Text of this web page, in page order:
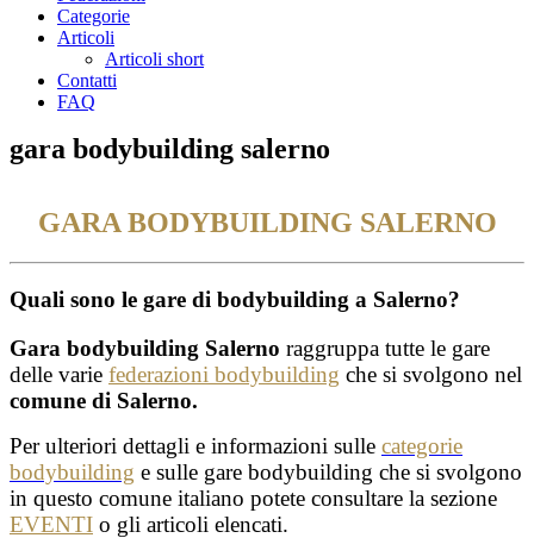
Categorie
Articoli
Articoli short
Contatti
FAQ
gara bodybuilding salerno
GARA BODYBUILDING SALERNO
Quali sono le gare di bodybuilding a Salerno?
Gara bodybuilding Salerno raggruppa tutte le gare
delle varie federazioni bodybuilding che si svolgono nel
comune di Salerno.
Per ulteriori dettagli e informazioni sulle categorie
bodybuilding e sulle gare bodybuilding che si svolgono
in questo comune italiano potete consultare la sezione
EVENTI o gli articoli elencati.